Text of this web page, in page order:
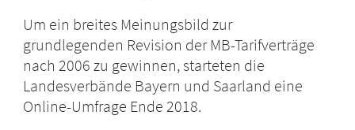
Um ein breites Meinungsbild zur
grundlegenden Revision der MB-Tarifverträge
nach 2006 zu gewinnen, starteten die
Landesverbände Bayern und Saarland eine
Online-Umfrage Ende 2018.